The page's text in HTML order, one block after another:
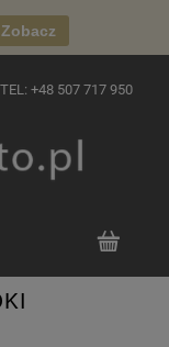
Zobacz
TEL: +48 507 717 950